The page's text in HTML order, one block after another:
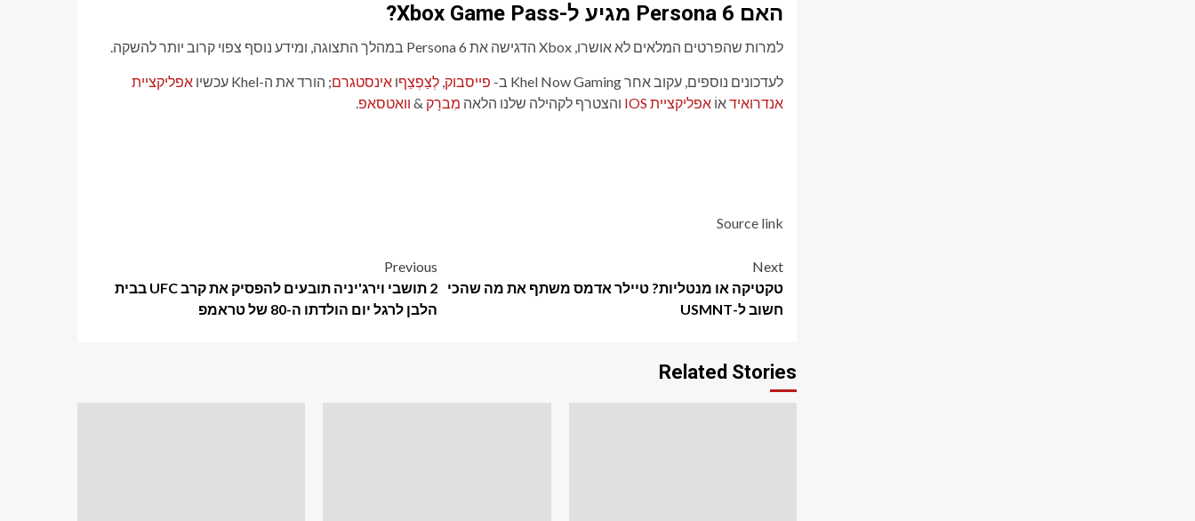
האם Persona 6 מגיע ל-Xbox Game Pass?
למרות שהפרטים המלאים לא אושרו, Xbox הדגישה את Persona 6 במהלך התצוגה, ומידע נוסף צפוי קרוב יותר להשקה.
לעדכונים נוספים, עקוב אחר Khel Now Gaming ב- פייסבוק, לְצַפְצֵףו אינסטגרם; הורד את ה-Khel עכשיו
אפליקציית
אנדרואידאוֹ אפליקציית IOS והצטרף לקהילה שלנו הלאה מִברָק & וואטסאפ.
Source link
Post
navigation
Previous
2 תושבי וירג'יניה תובעים להפסיק את קרב UFC בבית
הלבן לרגל יום הולדתו ה-80 של טראמפ
Next
טקטיקה או מנטליות? טיילר אדמס משתף את מה שהכי
חשוב ל-USMNT
Related Stories